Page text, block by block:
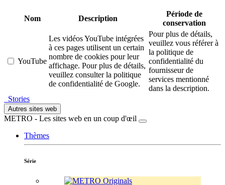
Nom Description
Période de
conservation
YouTube
Les vidéos YouTube intégrées
à ces pages utilisent un certain
nombre de cookies pour leur
affichage. Pour plus de détails,
veuillez consulter la politique
de confidentialité de Google.
Pour plus de détails,
veuillez vous référer à
la politique de
confidentialité du
fournisseur de
services mentionné
dans la description.
Stories
Autres sites web
METRO - Les sites web en un coup d'œil
Thèmes
Série